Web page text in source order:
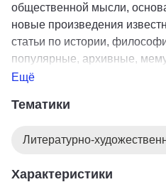
общественной мысли,
новые произведения
статьи по истории,
популярные, архивные,
критические материалы;
информацию.
Ещё
Тематики
Литературно-
Характеристики